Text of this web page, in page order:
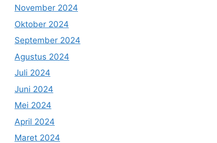
November 2024
Oktober 2024
September 2024
Agustus 2024
Juli 2024
Juni 2024
Mei 2024
April 2024
Maret 2024